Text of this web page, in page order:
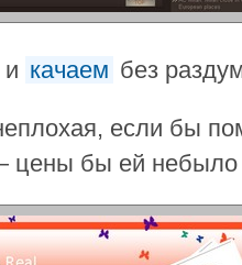
и качаем без
если бы
цены бы ей небыло